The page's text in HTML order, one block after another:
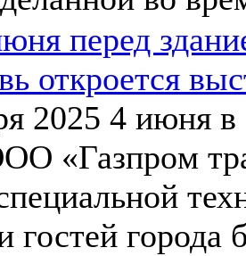
перед
откроется
2025 4 июня в
«Газпрoм
гостей города